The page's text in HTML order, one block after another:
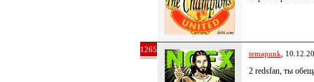
1265 temapunk ,
2 redsfan, ты